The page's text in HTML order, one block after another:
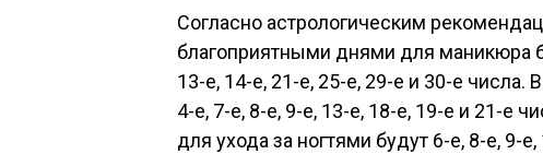
Согласно астрологическим
благоприятными днями для маникюра
13-е, 14-е, 21-е, 25-е, 29-е и 30-е числа.
4-е, 7-е, 8-е, 9-е, 13-е, 18-е, 19-е и 21-е
для ухода за ногтями будут 6-е, 8-е, 9-